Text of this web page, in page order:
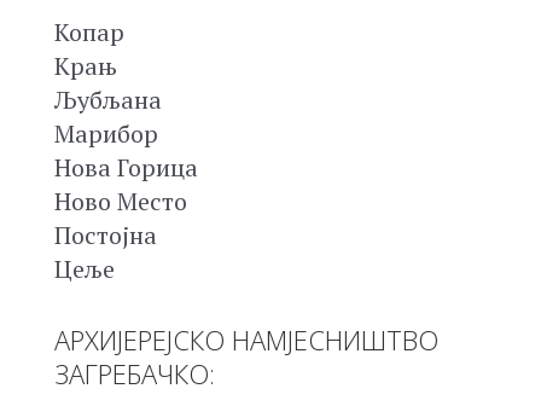
Копар
Крањ
Љубљана
Марибор
Нова Горица
Ново Место
Постојна
Цеље
АРХИЈЕРЕЈСКО НАМЈЕСНИШТВО
ЗАГРЕБАЧКО: